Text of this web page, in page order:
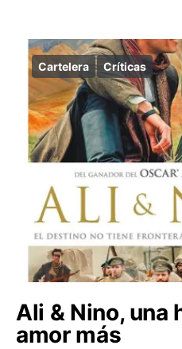
Cartelera Críticas
Ali & Nino, una
amor más